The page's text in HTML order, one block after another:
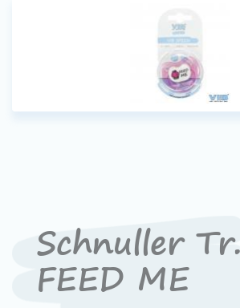
Schnuller
FEED ME